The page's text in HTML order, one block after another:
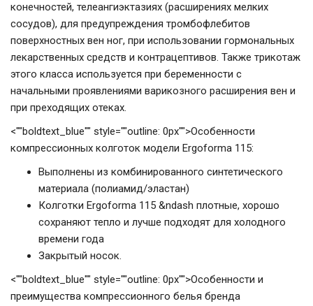
конечностей, телеангиэктазиях (расширениях мелких
сосудов), для предупреждения тромбофлебитов
поверхностных вен ног, при использовании гормональных
лекарственных средств и контрацептивов. Также трикотаж
этого класса используется при беременности с
начальными проявлениями варикозного расширения вен и
при преходящих отеках.
<""boldtext_blue"" style=""outline: 0px"">Особенности
компрессионных колготок модели Ergoforma 115:
Выполнены из комбинированного синтетического
материала (полиамид/эластан)
Колготки Ergoforma 115 &ndash плотные, хорошо
сохраняют тепло и лучше подходят для холодного
времени года
Закрытый носок.
<""boldtext_blue"" style=""outline: 0px"">Особенности и
преимущества компрессионного белья бренда